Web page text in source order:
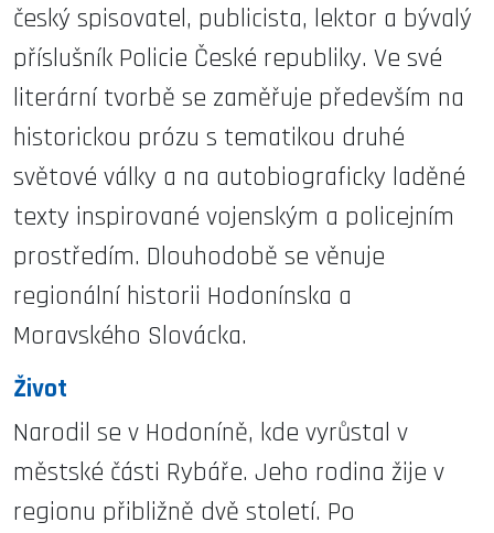
český spisovatel, publicista, lektor a bývalý
příslušník Policie České republiky. Ve své
literární tvorbě se zaměřuje především na
historickou prózu s tematikou druhé
světové války a na autobiograficky laděné
texty inspirované vojenským a policejním
prostředím. Dlouhodobě se věnuje
regionální historii Hodonínska a
Moravského Slovácka.
Život
Narodil se v Hodoníně, kde vyrůstal v
městské části Rybáře. Jeho rodina žije v
regionu přibližně dvě století. Po